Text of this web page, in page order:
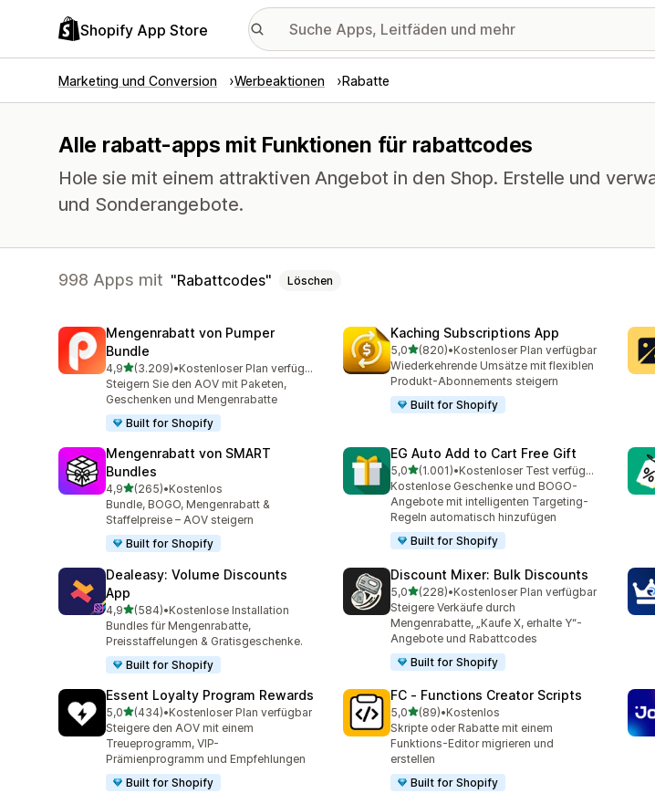
Shopify App Store
Marketing und Conversion Werbeaktionen Rabatte
Alle rabatt-apps mit Funktionen für rabattcodes
Hole sie mit einem attraktiven Angebot in den Shop. Erstelle und
und Sonderangebote.
998 Apps mit Rabattcodes Löschen
Mengenrabatt von Pumper
Bundle
4,9von 5 Sternen
(3.209)
3209 Rezensionen insgesamt
•
Kostenloser Plan verfügbar
Steigern Sie den AOV mit Paketen,
Geschenken und Mengenrabatte
Built for Shopify
Kaching Subscriptions App
5,0von 5 Sternen
(820)
820 Rezensionen insgesamt
•Kostenloser Plan verfügbar
Wiederkehrende Umsätze mit flexiblen
Produkt-Abonnements steigern
Built for Shopify
Mengenrabatt von SMART
Bundles
4,9von 5 Sternen
(265)
265 Rezensionen insgesamt
•Kostenlos
Bundle, BOGO, Mengenrabatt &
Staffelpreise – AOV steigern
Built for Shopify
EG Auto Add to Cart Free Gift
5,0von 5 Sternen
(1.001)
1001 Rezensionen insgesamt
•
Kostenloser Test verfügbar
Kostenlose Geschenke und BOGO-
Angebote mit intelligenten Targeting-
Regeln automatisch hinzufügen
Built for Shopify
Dealeasy: Volume Discounts
App
4,9von 5 Sternen
(584)
584 Rezensionen insgesamt
•Kostenlose Installation
Bundles für Mengenrabatte,
Preisstaffelungen & Gratisgeschenke.
Built for Shopify
Discount Mixer: Bulk Discounts
5,0von 5 Sternen
(228)
228 Rezensionen insgesamt
•Kostenloser Plan verfügbar
Steigere Verkäufe durch
Mengenrabatte, „Kaufe X, erhalte Y“-
Angebote und Rabattcodes
Built for Shopify
Essent Loyalty Program Rewards
5,0von 5 Sternen
(434)
434 Rezensionen insgesamt
•Kostenloser Plan verfügbar
Steigere den AOV mit einem
Treueprogramm, VIP-
Prämienprogramm und Empfehlungen
Built for Shopify
FC ‑ Functions Creator Scripts
5,0von 5 Sternen
(89)
89 Rezensionen insgesamt
•Kostenlos
Skripte oder Rabatte mit einem
Funktions-Editor migrieren und
erstellen
Built for Shopify